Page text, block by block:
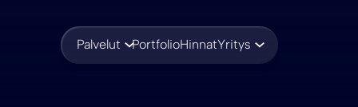
Palvelut PortfolioHinnatYritys